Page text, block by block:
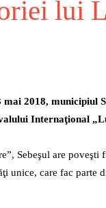
lui
2018, municipiul
Internaţional
Sebeşul are poveşti
unice, care fac parte